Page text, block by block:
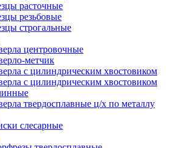
расточные
резьбовые
строгальные
центровочные
метчик
с цилиндрическим хвостовиком
с цилиндрическим хвостовиком
твердосплавные ц/х по металлу
слесарные